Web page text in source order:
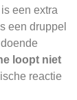
een extra
een druppel
loopt niet
reactie